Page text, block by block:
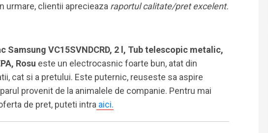
urmare, clientii aprecieaza raportul calitate/pret excelent.
Samsung VC15SVNDCRD, 2 l, Tub telescopic metalic,
Rosu este un electrocasnic foarte bun, atat din
cat si a pretului. Este puternic, reuseste sa aspire
provenit de la animalele de companie. Pentru mai
de pret, puteti intra aici.